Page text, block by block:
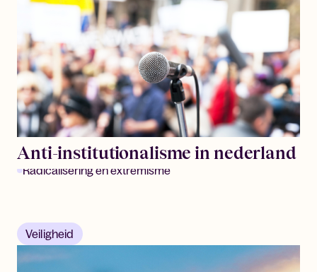
Anti-institutionalisme in nederland
Radicalisering en extremisme
Veiligheid